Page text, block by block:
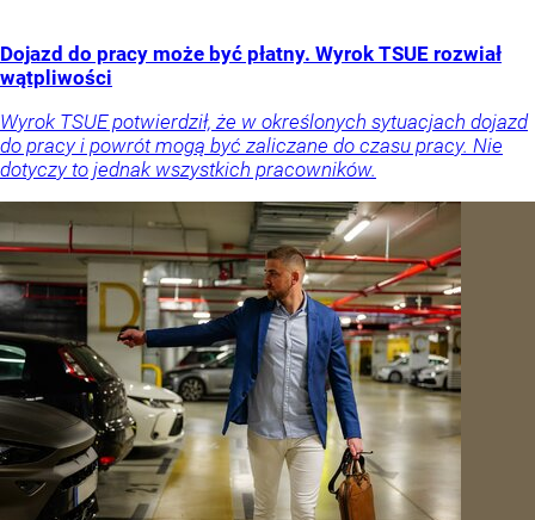
Dojazd do pracy może być płatny. Wyrok TSUE rozwiał
wątpliwości
Wyrok TSUE potwierdził, że w określonych sytuacjach dojazd
do pracy i powrót mogą być zaliczane do czasu pracy. Nie
dotyczy to jednak wszystkich pracowników.